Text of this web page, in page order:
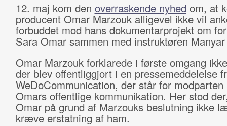
12. maj kom den overraskende nyhed om, at
producent Omar Marzouk alligevel ikke vil
forbuddet mod hans dokumentarprojekt om
Sara Omar sammen med instruktøren
Omar Marzouk forklarede i første omgang
der blev offentliggjort i en pressemeddelelse
WeDoCommunication, der står for modparten
Omars offentlige kommunikation. Her stod
Omar på grund af Marzouks beslutning ikke
kræve erstatning af ham.